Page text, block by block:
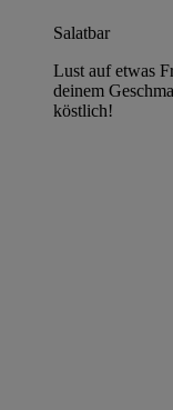
Salatbar
Lust auf etwas
deinem
köstlich!